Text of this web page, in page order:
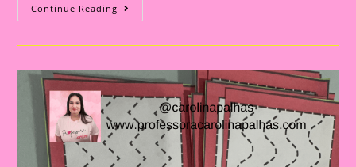
Continue Reading Jogo
Da
Natal